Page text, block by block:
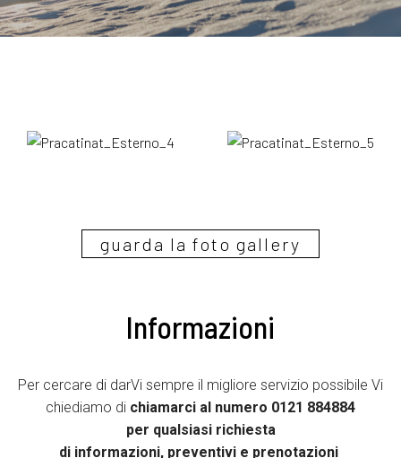
guarda la foto gallery
Informazioni
Per cercare di darVi sempre il migliore servizio possibile Vi
chiediamo di chiamarci al numero 0121 884884
per qualsiasi richiesta
di informazioni, preventivi e prenotazioni